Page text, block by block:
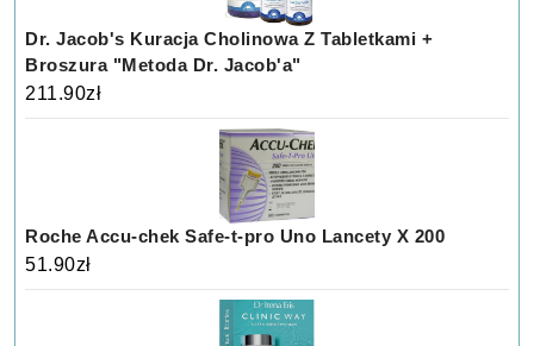
Dr. Jacob's Kuracja Cholinowa Z Tabletkami +
Broszura "Metoda Dr. Jacob'a"
211.90zł
Roche Accu-chek Safe-t-pro Uno Lancety X 200
51.90zł